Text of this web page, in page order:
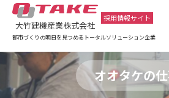
大竹建機産業株式会社
採用情報サイト
都市づくりの明日を見つめるトータルソリューション企業
オオタケの